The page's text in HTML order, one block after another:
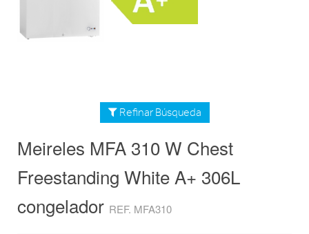
Refinar Búsqueda
Meireles MFA 310 W Chest
Freestanding White A+ 306L
congelador REF. MFA310